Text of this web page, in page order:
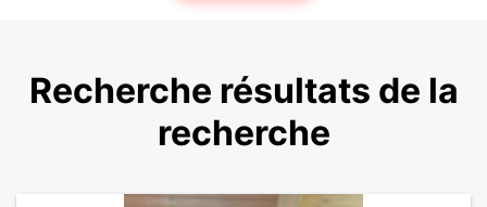
Recherche résultats de la
recherche